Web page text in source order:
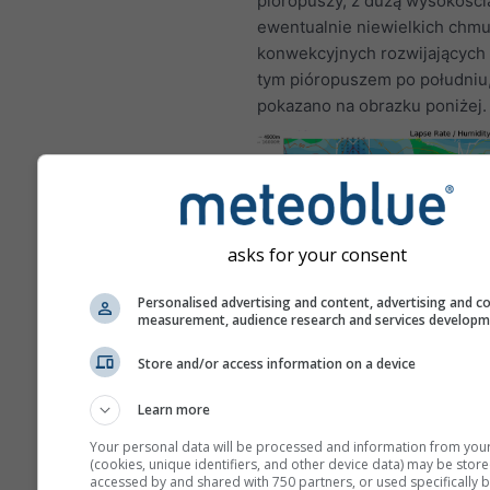
ewentualnie niewielkich
konwekcyjnych rozwijających
tym pióropuszem po
pokazano na obrazku poniżej.
To przykład doskonałych
szybowania, które często
pojawiają się w większości
dobre dni można znaleźć
asks for your consent
Personalised advertising and content, advertising and
measurement, audience research and services
Store and/or access information on a device
Learn more
Your personal data will be processed and information from
(cookies, unique identifiers, and other device data) may be
accessed by and shared with 750 partners, or used specifically